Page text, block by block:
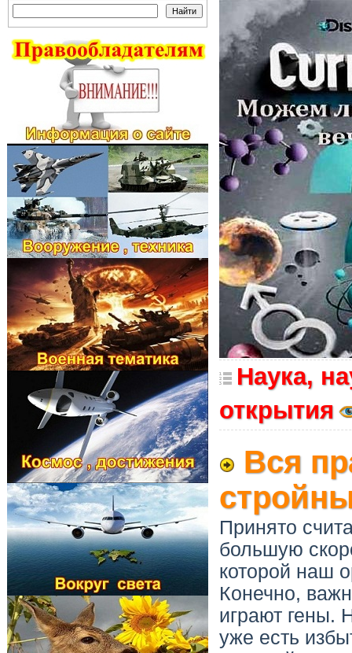
Наука,
открытия
Вся
Принято
большую
которой наш
Конечно,
играют гены.
уже есть